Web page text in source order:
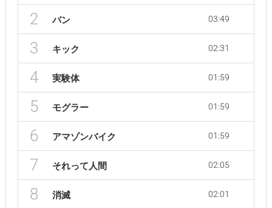
2 バン 03:49
3 キック 02:31
4 実験体 01:59
5 モグラー 01:59
6 アマゾンバイク 01:59
7 それって人間 02:05
8 消滅 02:01